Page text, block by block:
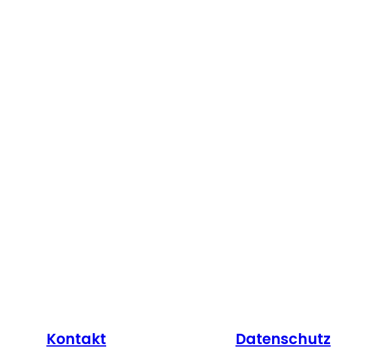
Kontakt Datenschutz